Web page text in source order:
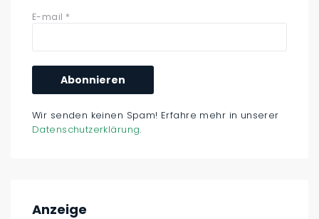
E-mail *
Wir senden keinen Spam! Erfahre mehr in unserer
Datenschutzerklärung.
Anzeige